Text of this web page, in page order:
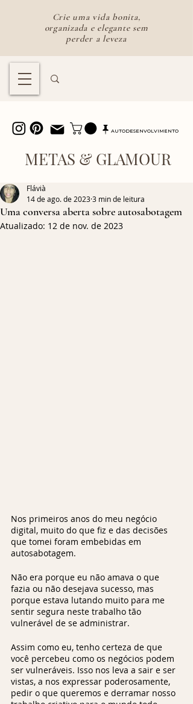
Crie uma vida bonita,
organizada e elegante sem
perder a leveza
AUTODESENVOLVIMENTO
METAS & GLAMOUR
Uma conversa aberta sobre autosabotagem
Flávià
14 de ago. de 20233 min de leitura
Atualizado: 12 de nov. de 2023
Nos primeiros anos do meu negócio
digital, muito do que fiz e das decisões
que tomei foram embebidas em
autosabotagem.
Não era porque eu não amava o que
fazia ou não desejava sucesso, mas
porque estava lutando muito para me
sentir segura neste trabalho tão
vulnerável de se administrar.
Assim como eu, tenho certeza de que
você percebeu como os negócios podem
ser vulneráveis. Isso nos leva a sair e ser
vistas, a nos expressar poderosamente,
pedir o que queremos e derramar nosso